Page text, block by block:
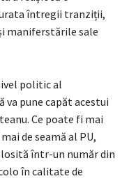
întregii tranziții,
maniferstările sale
politic al
va pune capăt acestui
Ce poate fi mai
de seamă al PU,
într-un număr din
în calitate de